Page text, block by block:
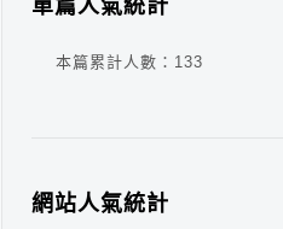
單篇人氣統計
本篇累計人數： 133
網站人氣統計